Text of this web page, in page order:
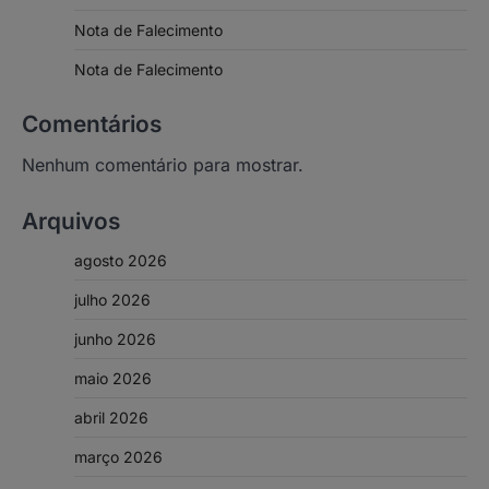
Nota de Falecimento
Nota de Falecimento
Comentários
Nenhum comentário para mostrar.
Arquivos
agosto 2026
julho 2026
junho 2026
maio 2026
abril 2026
março 2026